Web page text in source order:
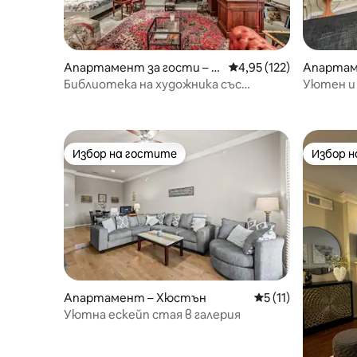
Апартамент за гости – Х
юстън
Средна оценка: 4,95
4,95 (122)
Библиотека на художника със
Уютен и
Избор на гостите
Избор на гостите
Апартамент – Хюстън Средна оценка:
5 (11)
Уютна ескейп стая в галерия
Избор
Избор